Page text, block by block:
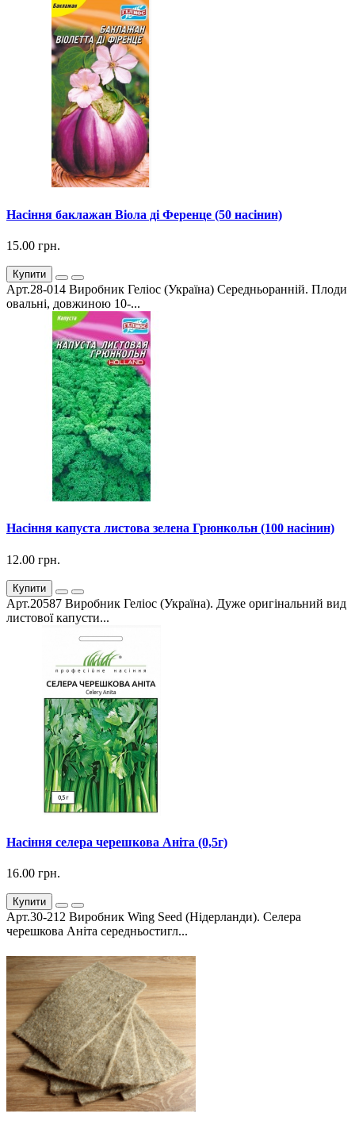
Насіння баклажан Віола ді Ференце (50 насінин)
15.00 грн.
Купити
Арт.28-014 Виробник Геліос (Україна) Середньоранній. Плоди
овальні, довжиною 10-...
Насіння капуста листова зелена Грюнкольн (100 насінин)
12.00 грн.
Купити
Арт.20587 Виробник Геліос (Україна). Дуже оригінальний вид
листової капусти...
Насіння селера черешкова Аніта (0,5г)
16.00 грн.
Купити
Арт.30-212 Виробник Wing Seed (Нідерланди). Селера
черешкова Аніта середньостигл...